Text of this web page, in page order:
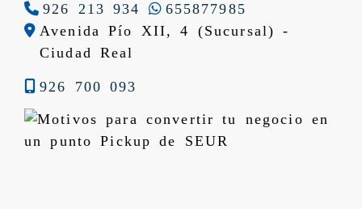
926 213 934
655877985
Avenida Pío XII, 4 (Sucursal) -
Ciudad Real
926 700 093